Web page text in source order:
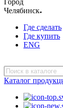
Город
Челябинск
Где сделать
Где купить
ENG
Каталог